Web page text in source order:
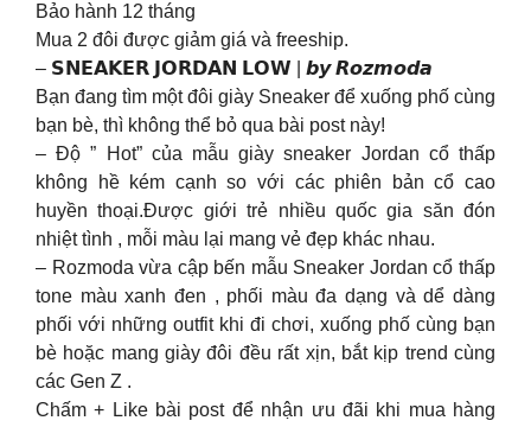
Bảo hành 12 tháng
Mua 2 đôi được giảm giá và freeship.
– 𝗦𝗡𝗘𝗔𝗞𝗘𝗥 𝗝𝗢𝗥𝗗𝗔𝗡 𝗟𝗢𝗪 | 𝙗𝙮 𝙍𝙤𝙯𝙢𝙤𝙙𝙖
Bạn đang tìm một đôi giày Sneaker để xuống phố cùng
bạn bè, thì không thể bỏ qua bài post này!
– Độ ” Hot” của mẫu giày sneaker Jordan cổ thấp
không hề kém cạnh so với các phiên bản cổ cao
huyền thoại.Được giới trẻ nhiều quốc gia săn đón
nhiệt tình , mỗi màu lại mang vẻ đẹp khác nhau.
– Rozmoda vừa cập bến mẫu Sneaker Jordan cổ thấp
tone màu xanh đen , phối màu đa dạng và dể dàng
phối với những outfit khi đi chơi, xuống phố cùng bạn
bè hoặc mang giày đôi đều rất xịn, bắt kịp trend cùng
các Gen Z .
Chấm + Like bài post để nhận ưu đãi khi mua hàng